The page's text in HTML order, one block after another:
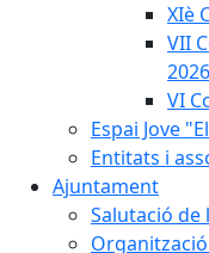
XIè
VII
2026
VI
Espai Jove
Entitats i
Ajuntament
Salutació de